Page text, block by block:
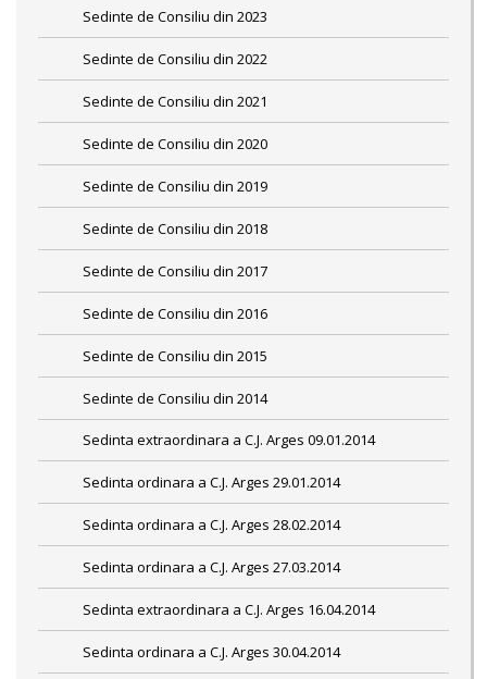
Sedinte de Consiliu din 2023
Sedinte de Consiliu din 2022
Sedinte de Consiliu din 2021
Sedinte de Consiliu din 2020
Sedinte de Consiliu din 2019
Sedinte de Consiliu din 2018
Sedinte de Consiliu din 2017
Sedinte de Consiliu din 2016
Sedinte de Consiliu din 2015
Sedinte de Consiliu din 2014
Sedinta extraordinara a C.J. Arges 09.01.2014
Sedinta ordinara a C.J. Arges 29.01.2014
Sedinta ordinara a C.J. Arges 28.02.2014
Sedinta ordinara a C.J. Arges 27.03.2014
Sedinta extraordinara a C.J. Arges 16.04.2014
Sedinta ordinara a C.J. Arges 30.04.2014